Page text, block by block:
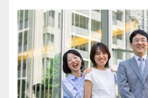
労基法を完全遵守し、残
給。
年功序列はなく、業務の
評価して大幅な昇給で応
お互いに助け合う文化が